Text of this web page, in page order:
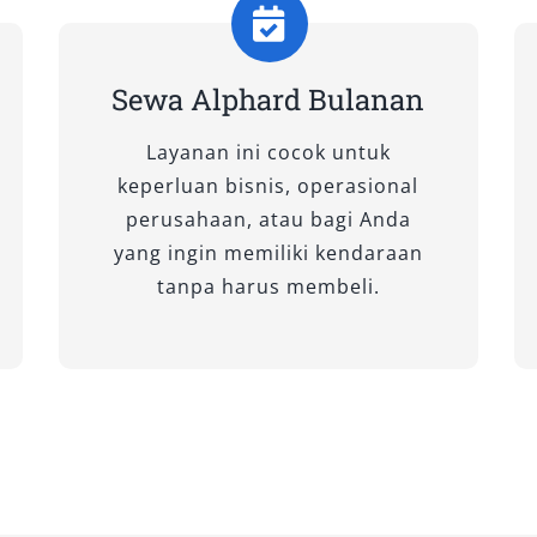
kabin luas dan sistem
nuansa kemewahan. Cocok
sewa Alphard bulanan atau
Premium Color)
fleksibel dan fitur hiburan modern,
maupun perusahaan.
Sewa Alphard Bulanan
Layanan ini cocok untuk
keperluan bisnis, operasional
perusahaan, atau bagi Anda
yang ingin memiliki kendaraan
tanpa harus membeli.